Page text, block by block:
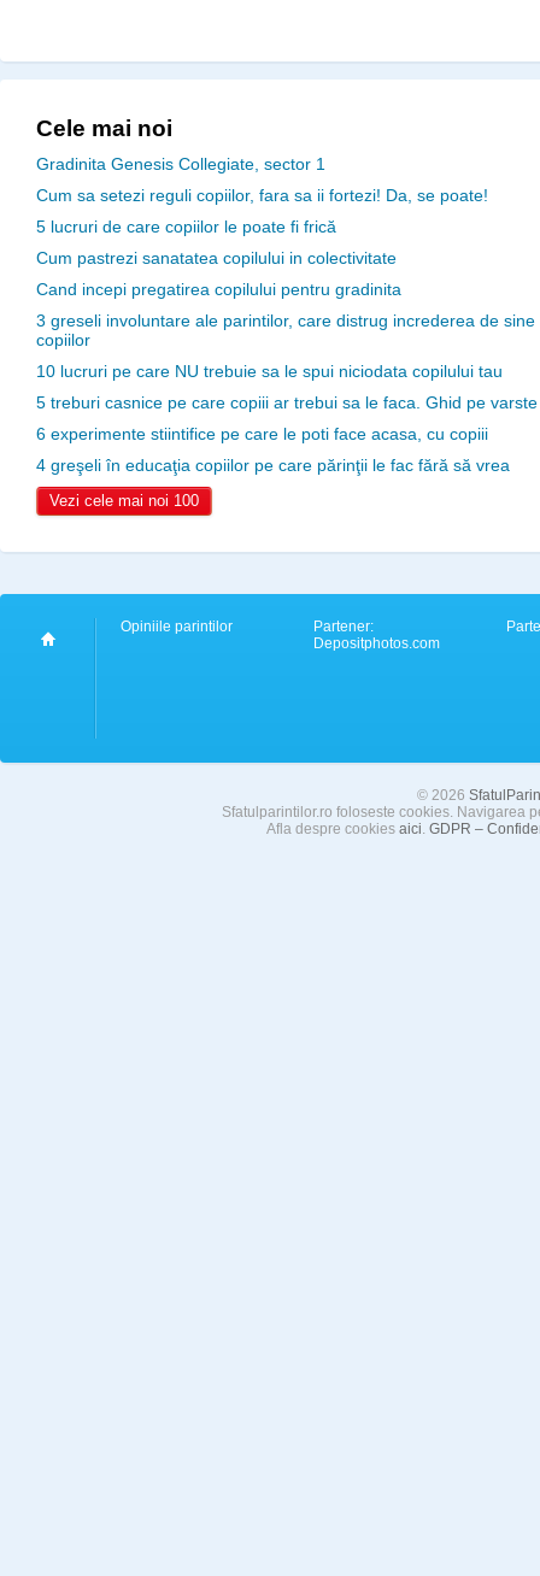
Cele mai noi
Gradinita Genesis Collegiate, sector 1
Cum sa setezi reguli copiilor, fara sa ii fortezi! Da, se poate!
5 lucruri de care copiilor le poate fi frică
Cum pastrezi sanatatea copilului in colectivitate
Cand incepi pregatirea copilului pentru gradinita
3 greseli involuntare ale parintilor, care distrug increderea de sine
copiilor
10 lucruri pe care NU trebuie sa le spui niciodata copilului tau
5 treburi casnice pe care copiii ar trebui sa le faca. Ghid pe varste
6 experimente stiintifice pe care le poti face acasa, cu copiii
4 greşeli în educaţia copiilor pe care părinţii le fac fără să vrea
Vezi cele mai noi 100
Opiniile parintilor
Partener:
Depositphotos.com
© 2026
Sfatulparintilor.ro foloseste cookies. Navigarea
Afla despre cookies aici. GDPR –